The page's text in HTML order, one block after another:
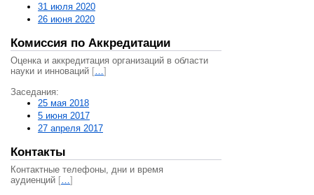
31 июля 2020
26 июня 2020
Комиссия по Аккредитации
Оценка и аккредитация организаций в области
науки и инноваций […]
Заседания:
25 мая 2018
5 июня 2017
27 апреля 2017
Контакты
Контактные телефоны, дни и время
аудиенций […]